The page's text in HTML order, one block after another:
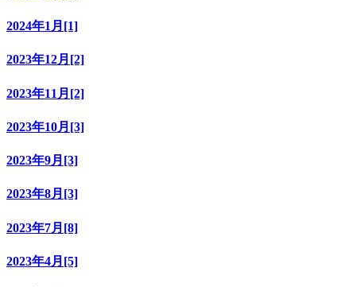
2024年1月[1]
2023年12月[2]
2023年11月[2]
2023年10月[3]
2023年9月[3]
2023年8月[3]
2023年7月[8]
2023年4月[5]